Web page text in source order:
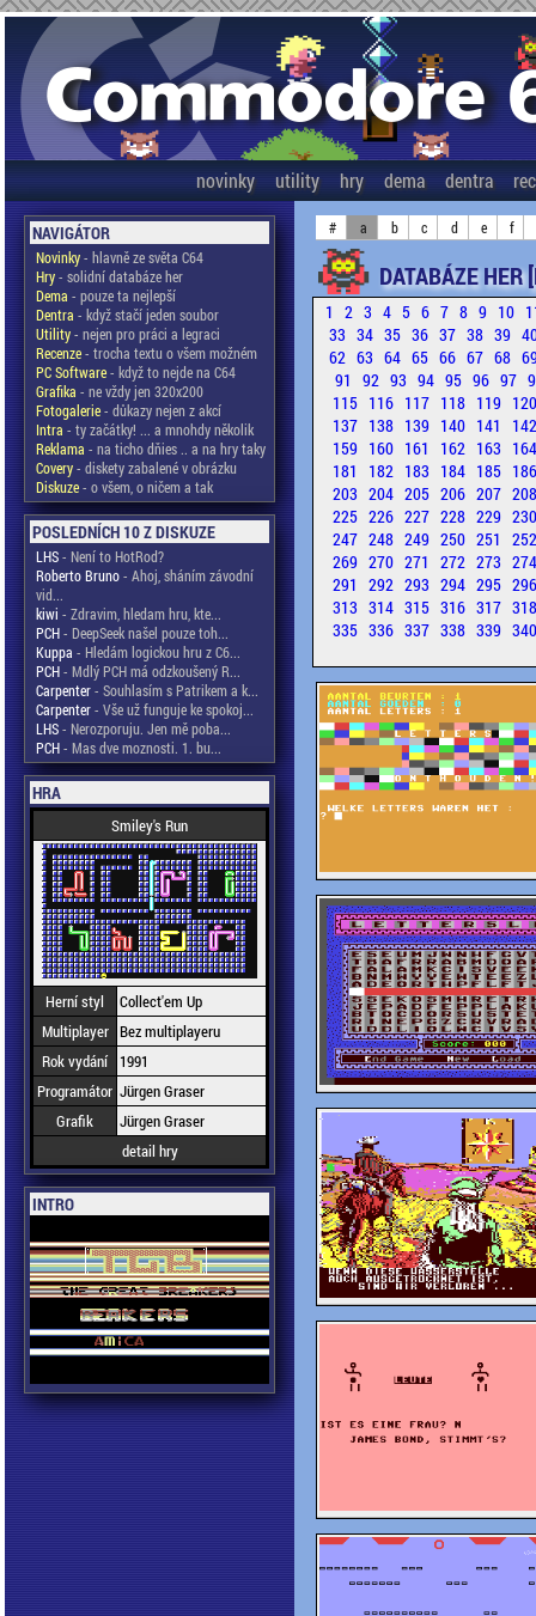
novinky utility hry dema dentra
NAVIGÁTOR
Novinky- hlavně ze světa C64
Hry- solidní databáze her
Dema - pouze ta nejlepší
Dentra - když stačí jeden soubor
Utility- nejen pro práci a legraci
Recenze- trocha textu o všem možném
PC Software- když to nejde na C64
Grafika - ne vždy jen 320x200
Fotogalerie- důkazy nejen z akcí
Intra - ty začátky! ... a mnohdy několik
Reklama - na ticho dňies .. a na hry taky
Covery- diskety zabalené v obrázku
Diskuze- o všem, o ničem a tak
POSLEDNÍCH 10 Z DISKUZE
LHS- Není to HotRod?
Roberto Bruno- Ahoj, sháním závodní
vid...
kiwi - Zdravim, hledam hru, kte...
PCH- DeepSeek našel pouze toh...
Kuppa - Hledám logickou hru z C6...
PCH- Mdlý PCH má odzkoušený R...
Carpenter- Souhlasím s Patrikem a k...
Carpenter- Vše už funguje ke spokoj...
LHS- Nerozporuju. Jen mě poba...
PCH- Mas dve moznosti. 1. bu...
HRA
Smiley's Run
Herní styl
Collect'em Up
Multiplayer Bez multiplayeru
Rok vydání
1991
Programátor Jürgen Graser
Grafik
Jürgen Graser
detail hry
INTRO
# a b c d e f
DATABÁZE
1 2 3 4 5 6 7 8 9 10
33 34 35 36 37 38 39
62 63 64 65 66 67 68
91 92 93 94 95 96 97
115 116 117 118 119
137 138 139 140 141
159 160 161 162 163
181
182 183 184 185
203 204 205 206 207
225 226 227 228 229
247 248 249 250 251
269 270 271 272 273
291 292 293 294 295
313 314 315 316 317
335 336 337 338 339